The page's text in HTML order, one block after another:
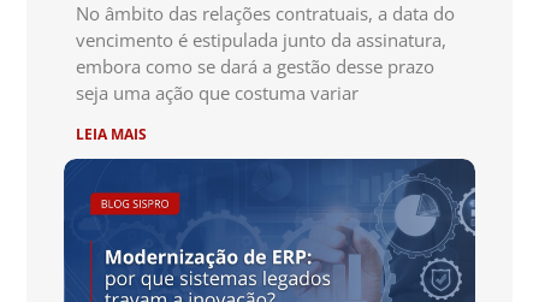
No âmbito das relações contratuais, a data do
vencimento é estipulada junto da assinatura,
embora como se dará a gestão desse prazo
seja uma ação que costuma variar
LEIA MAIS